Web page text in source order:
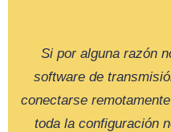
Si por alguna razón
software de
conectarse
toda la configuración